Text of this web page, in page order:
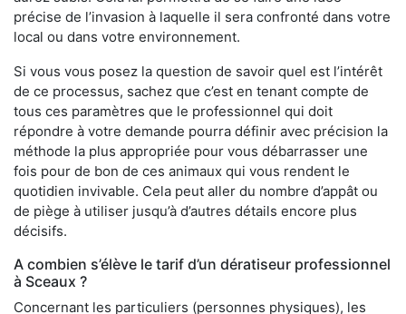
précise de l’invasion à laquelle il sera confronté dans votre
local ou dans votre environnement.
Si vous vous posez la question de savoir quel est l’intérêt
de ce processus, sachez que c’est en tenant compte de
tous ces paramètres que le professionnel qui doit
répondre à votre demande pourra définir avec précision la
méthode la plus appropriée pour vous débarrasser une
fois pour de bon de ces animaux qui vous rendent le
quotidien invivable. Cela peut aller du nombre d’appât ou
de piège à utiliser jusqu’à d’autres détails encore plus
décisifs.
A combien s’élève le tarif d’un dératiseur professionnel
à Sceaux ?
Concernant les particuliers (personnes physiques), les